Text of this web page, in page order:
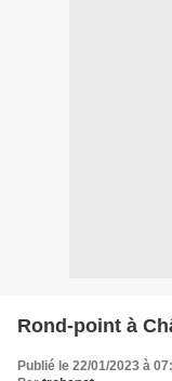
Rond-point à
Publié le 22/01/2023 à